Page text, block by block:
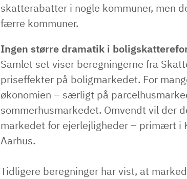
skatterabatter i nogle kommuner, men
færre kommuner.
Ingen større dramatik i
Samlet set viser beregningerne fra
priseffekter på boligmarkedet. For
økonomien – særligt på
sommerhusmarkedet. Omvendt vil der
markedet for ejerlejligheder – primært i
Aarhus.
Tidligere beregninger har vist, at